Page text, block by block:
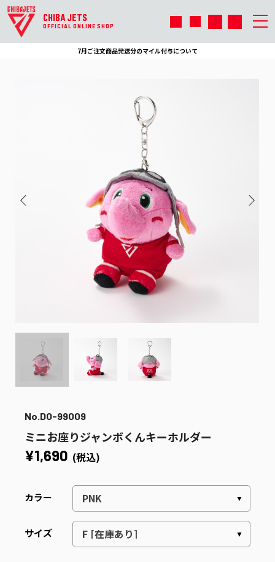
CHIBA JETS
OFFICIAL ONLINE SHOP
7月ご注文商品発送分のマイル付与について
No.DO-99009
ミニお座りジャンボくんキーホルダー
¥1,690 (税込)
カラー
サイズ